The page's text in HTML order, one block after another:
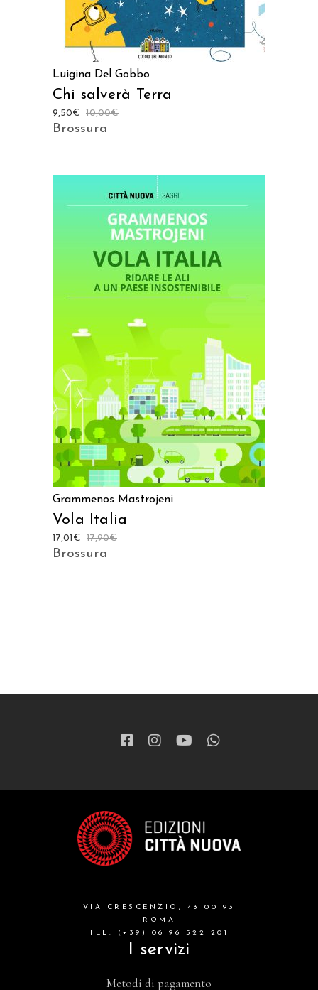
Luigina Del Gobbo
Chi salverà Terra
10,00€
9,50€
Brossura
AGGIUNGI AL CARRELLO
Grammenos Mastrojeni
Vola Italia
17,90€
17,01 €
Brossura
VIA CRESCENZIO, 43 00193
ROMA
TEL. (+39) 06 96 522 201
I servizi
Metodi di pagamento